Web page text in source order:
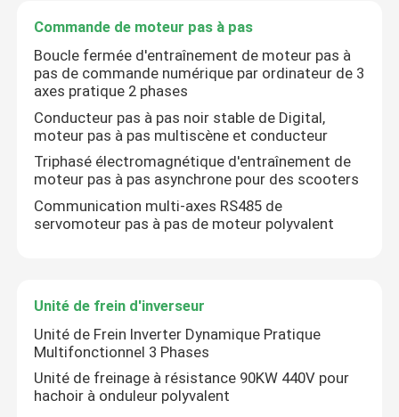
Unité de frein d'inverseur
Onduleur AC Réacteur
Commande de moteur pas à pas
Boucle fermée d'entraînement de moteur pas à
pas de commande numérique par ordinateur de 3
axes pratique 2 phases
Conducteur pas à pas noir stable de Digital,
moteur pas à pas multiscène et conducteur
Triphasé électromagnétique d'entraînement de
moteur pas à pas asynchrone pour des scooters
Communication multi-axes RS485 de
servomoteur pas à pas de moteur polyvalent
Unité de frein d'inverseur
Unité de Frein Inverter Dynamique Pratique
Multifonctionnel 3 Phases
Unité de freinage à résistance 90KW 440V pour
hachoir à onduleur polyvalent